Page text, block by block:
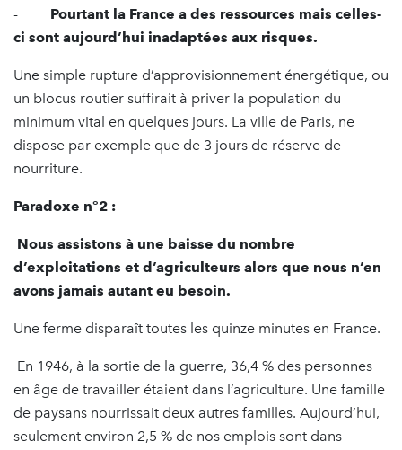
- Pourtant la France a des ressources mais celles-
ci sont aujourd’hui inadaptées aux risques.
Une simple rupture d’approvisionnement énergétique, ou
un blocus routier suffirait à priver la population du
minimum vital en quelques jours. La ville de Paris, ne
dispose par exemple que de 3 jours de réserve de
nourriture.
Paradoxe n°2 :
Nous assistons à une baisse du nombre
d’exploitations et d’agriculteurs alors que nous n’en
avons jamais autant eu besoin.
Une ferme disparaît toutes les quinze minutes en France.
En 1946, à la sortie de la guerre, 36,4 % des personnes
en âge de travailler étaient dans l’agriculture. Une famille
de paysans nourrissait deux autres familles. Aujourd’hui,
seulement environ 2,5 % de nos emplois sont dans